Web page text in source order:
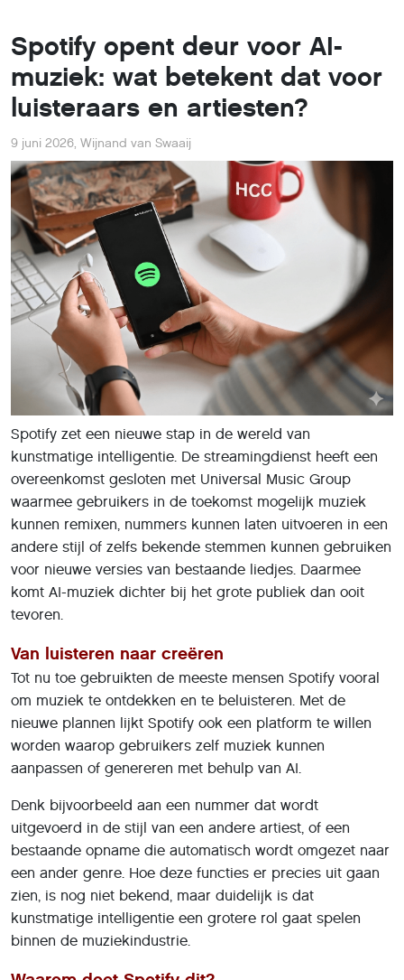
Spotify opent deur voor AI-
muziek: wat betekent dat voor
luisteraars en artiesten?
9 juni 2026, Wijnand van Swaaij
Spotify zet een nieuwe stap in de wereld van
kunstmatige intelligentie. De streamingdienst heeft een
overeenkomst gesloten met Universal Music Group
waarmee gebruikers in de toekomst mogelijk muziek
kunnen remixen, nummers kunnen laten uitvoeren in een
andere stijl of zelfs bekende stemmen kunnen gebruiken
voor nieuwe versies van bestaande liedjes. Daarmee
komt AI-muziek dichter bij het grote publiek dan ooit
tevoren.
Van luisteren naar creëren
Tot nu toe gebruikten de meeste mensen Spotify vooral
om muziek te ontdekken en te beluisteren. Met de
nieuwe plannen lijkt Spotify ook een platform te willen
worden waarop gebruikers zelf muziek kunnen
aanpassen of genereren met behulp van AI.
Denk bijvoorbeeld aan een nummer dat wordt
uitgevoerd in de stijl van een andere artiest, of een
bestaande opname die automatisch wordt omgezet naar
een ander genre. Hoe deze functies er precies uit gaan
zien, is nog niet bekend, maar duidelijk is dat
kunstmatige intelligentie een grotere rol gaat spelen
binnen de muziekindustrie.